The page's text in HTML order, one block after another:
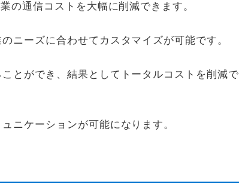
の通信コストを大幅に削減できます。
ニーズに合わせてカスタマイズが可能です。
とができ、結果としてトータルコストを削減で
ニケーションが可能になります。